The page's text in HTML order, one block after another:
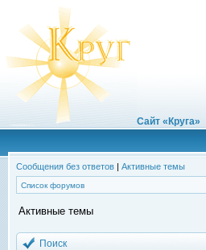
Сайт «Круга»
Сообщения без ответов | Активные темы
Список форумов
Активные темы
Поиск